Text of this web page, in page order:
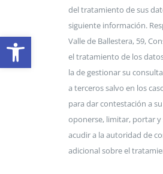
Abrir barra de herramientas
del tratamiento de sus
siguiente información.
Valle de Ballestera, 59,
el tratamiento de los
la de gestionar su
a terceros salvo en los
para dar contestación a
oponerse, limitar, portar
acudir a la autoridad de
adicional sobre el